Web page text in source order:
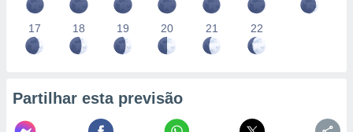
17 18 19 20 21 22
Partilhar esta previsão